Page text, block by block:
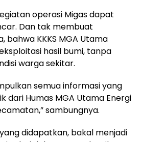
operasi Migas dapat
Dan tak membuat
bahwa KKKS MGA Utama
hasil bumi, tanpa
warga sekitar.
semua informasi yang
dari Humas MGA Utama Energi
sambungnya.
didapatkan, bakal menjadi